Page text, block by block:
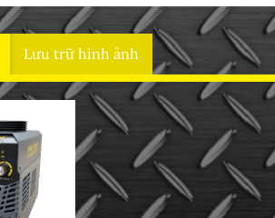
Lưu trữ hình ảnh